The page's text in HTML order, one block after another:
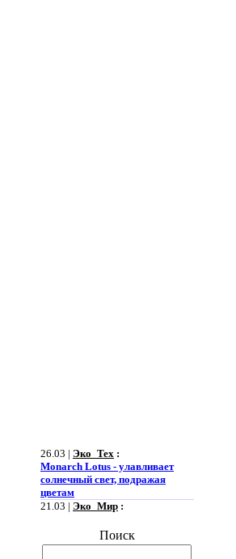
Monarch Lotus - улавливает
солнечный свет, подражая
цветам
21.03 |Эко_Мир:
Огромная ветряная ферма
отказаться от импорта энергии
Поиск